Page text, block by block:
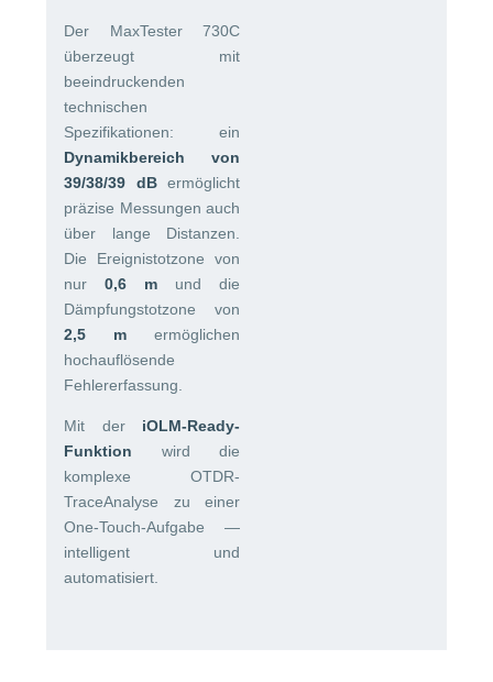
Der MaxTester 730C
überzeugt mit
beeindruckenden
technischen
Spezifikationen: ein
Dynamikbereich von
39/38/39 dBermöglicht
präzise Messungen auch
über lange Distanzen.
Die Ereignistotzone von
nur0,6 m und die
Dämpfungstotzone von
2,5 m ermöglichen
hochauflösende
Fehlererfassung.
Mit der iOLM-Ready-
Funktion wird die
komplexe OTDR-
TraceAnalyse zu einer
One-Touch-Aufgabe —
intelligent und
automatisiert.